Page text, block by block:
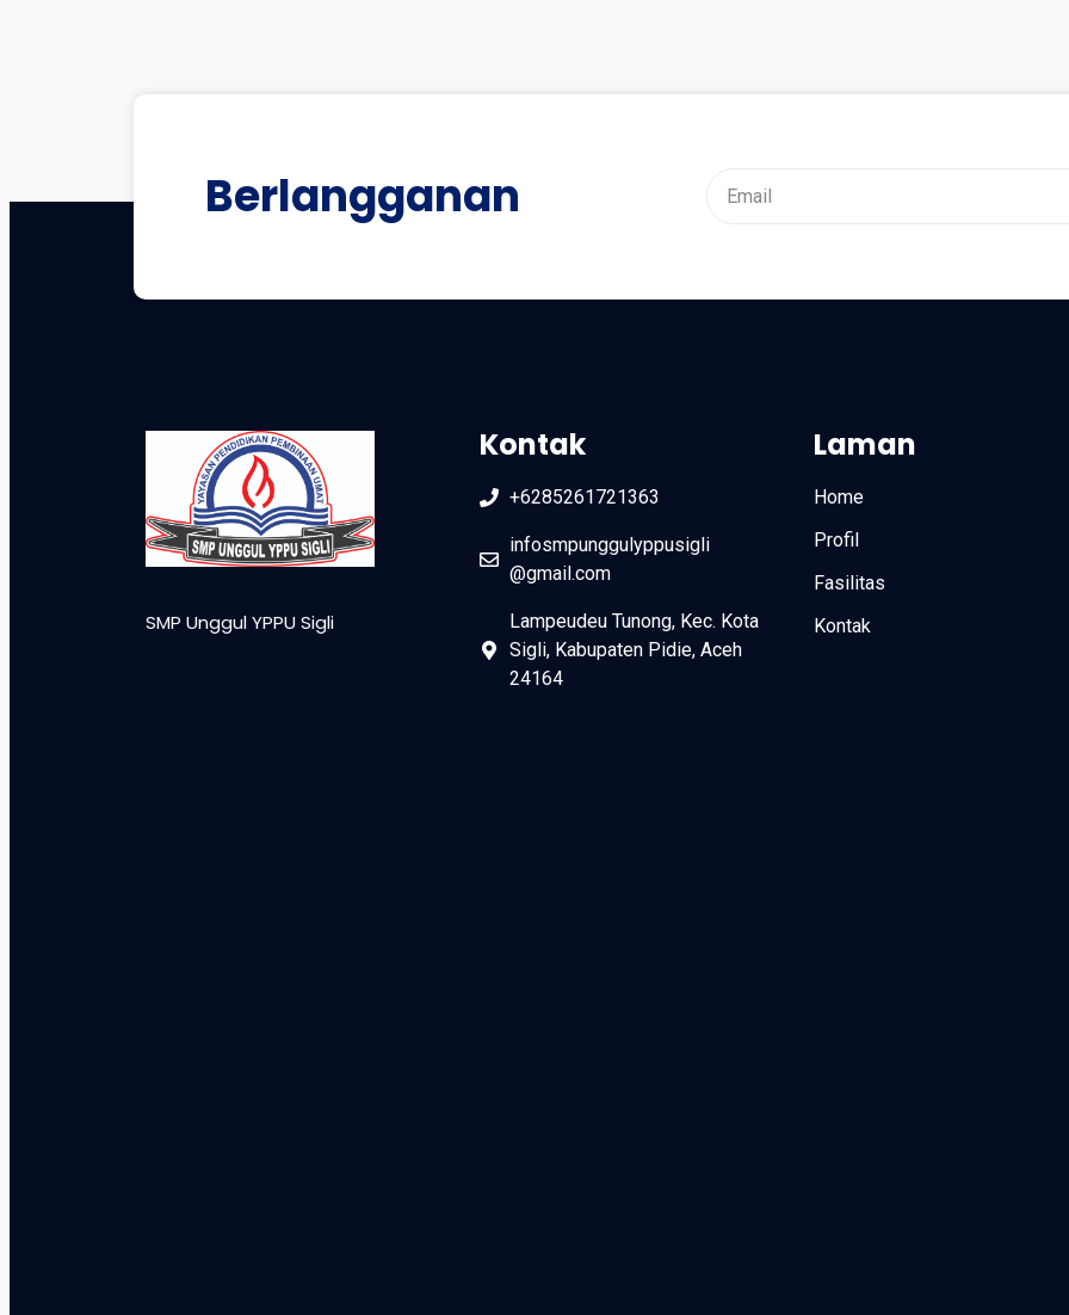
Berlangganan
SMP Unggul YPPU Sigli
Kontak
+6285261721363
infosmpunggulyppusigli
@gmail.com
Lampeudeu Tunong, Kec. Kota
Sigli, Kabupaten Pidie, Aceh
24164
Laman
Home
Profil
Fasilitas
Kontak